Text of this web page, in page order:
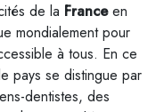
de la Franceen
mondialement pour
à tous. En ce
pays se distingue par
dentistes, des